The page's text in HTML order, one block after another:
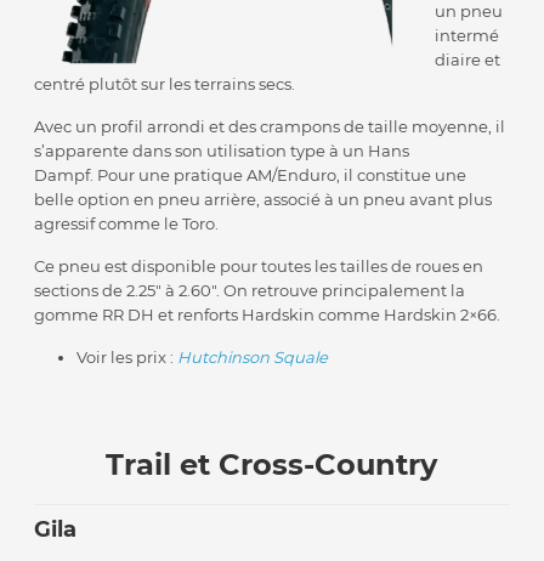
un pneu
intermé
diaire et
centré plutôt sur les terrains secs.
Avec un profil arrondi et des crampons de taille moyenne, il
s’apparente dans son utilisation type à un Hans
Dampf. Pour une pratique AM/Enduro, il constitue une
belle option en pneu arrière, associé à un pneu avant plus
agressif comme le Toro.
Ce pneu est disponible pour toutes les tailles de roues en
sections de 2.25″ à 2.60″. On retrouve principalement la
gomme RR DH et renforts Hardskin comme Hardskin 2×66.
Voir les prix : Hutchinson Squale
Trail et Cross-Country
Gila